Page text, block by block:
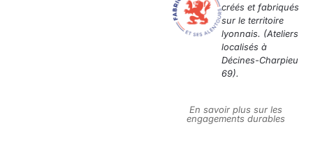
créés et fabriqués
sur le territoire
lyonnais. (Ateliers
localisés à
Décines-Charpieu
69).
En savoir plus sur les
engagements durables